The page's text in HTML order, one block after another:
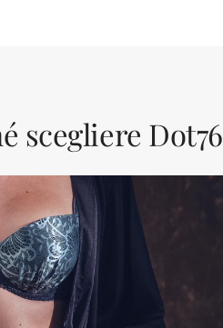
scegliere Dot76